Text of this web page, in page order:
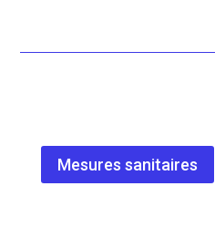
Mesures sanitaires